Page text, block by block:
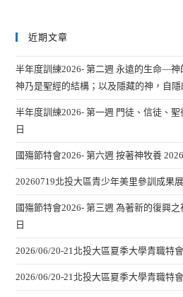
近期文章
半年度訓練2026- 第二週 永遠的生命—
神乃是聖經的結構；以及隱藏的神，自隱
半年度訓練2026- 第一週 門徒、信徒、
日
國殤節特會2026- 第六週 按著神牧養
20260719北投大區青少年美里參訓成果
國殤節特會2026- 第三週 為著新的復興
日
2026/06/20-21北投大區夏季大學青職特
2026/06/20-21北投大區夏季大學青職特